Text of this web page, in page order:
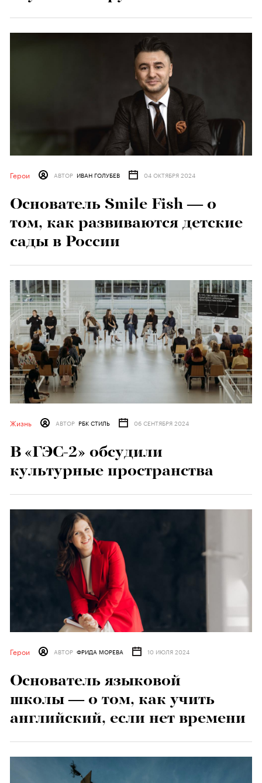
Герои АВТОР ИВАН ГОЛУБЕВ 04 ОКТЯБРЯ 2024
Основатель Smile Fish — о
том, как развиваются детские
сады в России
Жизнь АВТОР РБК СТИЛЬ 06 СЕНТЯБРЯ 2024
В «ГЭС-2» обсудили
культурные пространства
Герои АВТОР ФРИДА МОРЕВА 10 ИЮЛЯ 2024
Основатель языковой
школы — о том, как учить
английский, если нет времени